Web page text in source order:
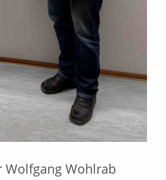
Wolfgang Wohlrab